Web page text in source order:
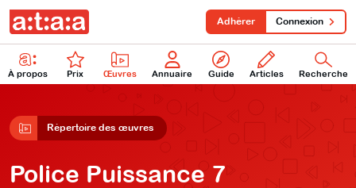
À propos Prix Œuvres Annuaire Guide Articles Recherche
Adhérer Connexion
Répertoire des œuvres
Police Puissance 7